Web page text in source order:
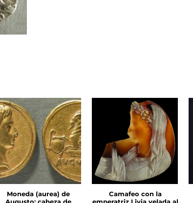
Moneda (aurea) de
Camafeo con la